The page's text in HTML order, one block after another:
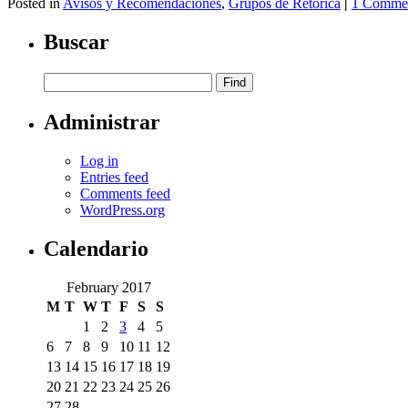
Posted inAvisos y Recomendaciones, Grupos de Retórica 1
Buscar
Administrar
Log in
Entries feed
Comments feed
WordPress.org
Calendario
February 2017
M T W T F S
S
1
2 3 4
5
6
7 8 9 10 11 12
13 14 15 16 17 18 19
20 21 22 23 24 25 26